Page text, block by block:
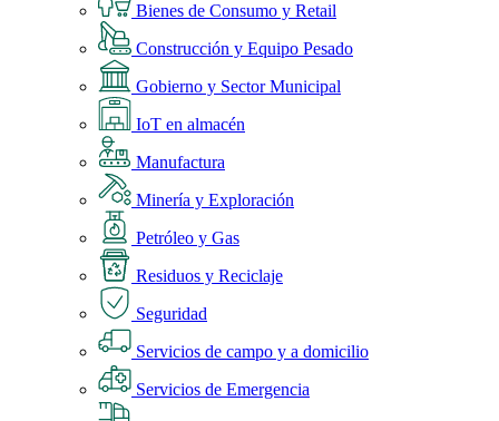
Bienes de Consumo y Retail
Construcción y Equipo Pesado
Gobierno y Sector Municipal
IoT en almacén
Manufactura
Minería y Exploración
Petróleo y Gas
Residuos y Reciclaje
Seguridad
Servicios de campo y a domicilio
Servicios de Emergencia